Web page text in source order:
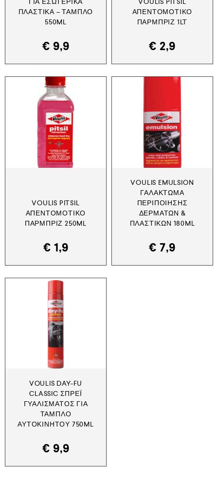
ΠΛΑΣΤΙΚΆ – ΤΑΜΠΛΌ
550ML
€ 9,9
ΑΠΕΝΤΟΜΟΤΙΚΌ
ΠΑΡΜΠΡΊΖ 1LT
€ 2,9
VOULIS PITSIL
ΑΠΕΝΤΟΜΟΤΙΚΌ
ΠΑΡΜΠΡΊΖ 250ML
€ 1,9
VOULIS EMULSION
ΓΑΛΆΚΤΩΜΑ
ΠΕΡΙΠΟΊΗΣΗΣ
ΔΕΡΜΆΤΩΝ &
ΠΛΑΣΤΙΚΏΝ 180ML
€ 7,9
VOULIS DAY-FU
CLASSIC ΣΠΡΈΙ
ΓΥΑΛΊΣΜΑΤΟΣ ΓΙΑ
ΤΑΜΠΛΌ
ΑΥΤΟΚΙΝΉΤΟΥ 750ML
€ 9,9